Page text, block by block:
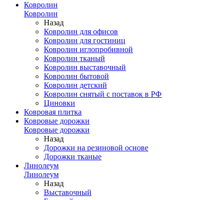
Ковролин
Ковролин
Назад
Ковролин для офисов
Ковролин для гостиниц
Ковролин иглопробивной
Ковролин тканый
Ковролин выставочный
Ковролин бытовой
Ковролин детский
Ковролин снятый с поставок в РФ
Циновки
Ковровая плитка
Ковровые дорожки
Ковровые дорожки
Назад
Дорожки на резиновой основе
Дорожки тканые
Линолеум
Линолеум
Назад
Выставочный